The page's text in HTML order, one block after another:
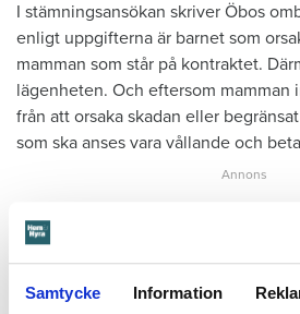
Samtycke Information
I stämningsansökan skriver Öbos
enligt uppgifterna är barnet som
mamman som står på kontraktet.
lägenheten. Och eftersom mamman
från att orsaka skadan eller
som ska anses vara vållande och
I våras kallar tingsrätten till
dyker aldrig upp. Domstolen fattar
svarat eller kommer till